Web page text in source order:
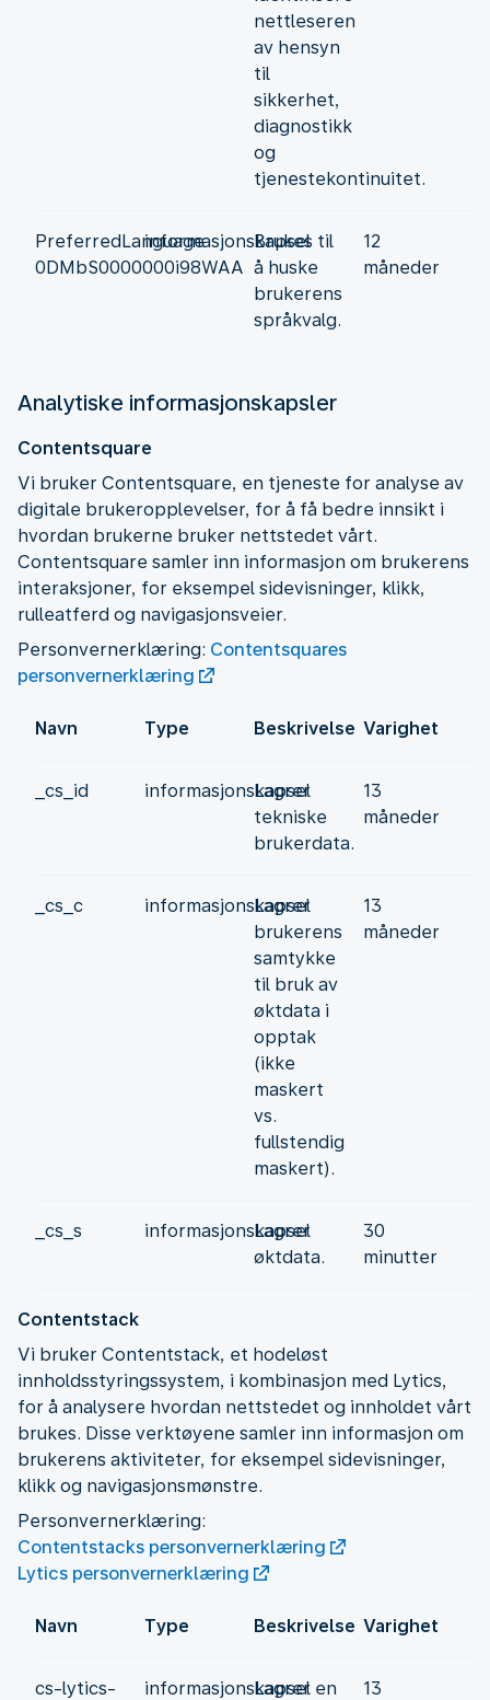
nettleseren
av hensyn
til
sikkerhet,
diagnostikk
og
tjenestekontinuitet.
PreferredLanguage
0DMbS0000000i98WAA
informasjonskapsel
Brukes til
å huske
brukerens
språkvalg.
12
måneder
Analytiske informasjonskapsler
Contentsquare
Vi bruker Contentsquare, en tjeneste for analyse av
digitale brukeropplevelser, for å få bedre innsikt i
hvordan brukerne bruker nettstedet vårt.
Contentsquare samler inn informasjon om brukerens
interaksjoner, for eksempel sidevisninger, klikk,
rulleatferd og navigasjonsveier.
Personvernerklæring: Contentsquares
personvernerklæring
Navn Type Beskrivelse Varighet
_cs_id informasjonskapsel
Lagrer
tekniske
brukerdata.
13
måneder
_cs_c informasjonskapsel
Lagrer
brukerens
samtykke
til bruk av
øktdata i
opptak
(ikke
maskert
vs.
fullstendig
maskert).
13
måneder
_cs_s informasjonskapsel
Lagrer
øktdata.
30
minutter
Contentstack
Vi bruker Contentstack, et hodeløst
innholdsstyringssystem, i kombinasjon med Lytics,
for å analysere hvordan nettstedet og innholdet vårt
brukes. Disse verktøyene samler inn informasjon om
brukerens aktiviteter, for eksempel sidevisninger,
klikk og navigasjonsmønstre.
Contentstacks personvernerklæring
Lytics personvernerklæring
Navn Type Beskrivelse Varighet
cs-lytics-
informasjonskapsel
Lagrer en
13